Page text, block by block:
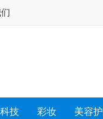
科技 彩妆 美容